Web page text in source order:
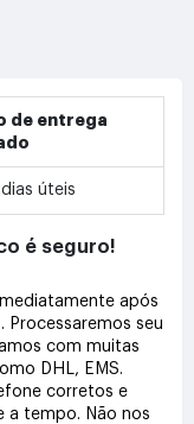
de entrega
úteis
é seguro!
após
seu
com muitas
DHL, EMS.
corretos e
a tempo. Não nos